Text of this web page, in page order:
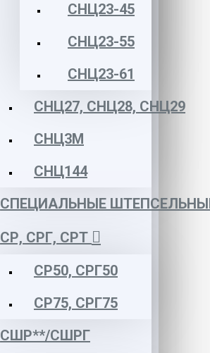
СНЦ23-45
СНЦ23-55
СНЦ23-61
СНЦ27, СНЦ28, СНЦ29
СНЦ3М
СНЦ144
СПЕЦИАЛЬНЫЕ
СР, СРГ, СРТ
СР50, СРГ50
СР75, СРГ75
СШР**/СШРГ